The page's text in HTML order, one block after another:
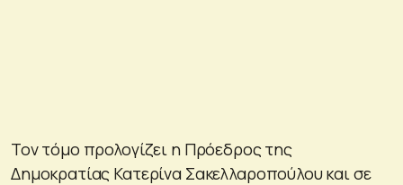
Τον τόμο προλογίζει η Πρόεδρος της
Δημοκρατίας Κατερίνα Σακελλαροπούλου και σε